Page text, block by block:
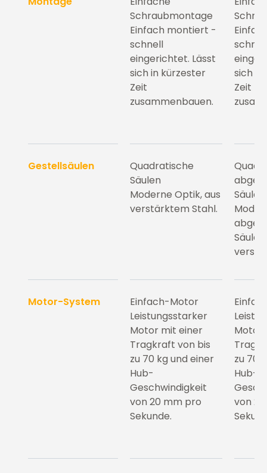
Schraubmontage
Einfach montiert -
schnell
eingerichtet. Lässt
sich in kürzester
Zeit
zusammenbauen.
sich in
Zeit
Gestellsäulen
Quadratische
Säulen
Moderne Optik, aus
verstärktem Stahl.
Säulen
Motor-System
Einfach-Motor
Leistungsstarker
Motor mit einer
Tragkraft von bis
zu 70 kg und einer
Hub-
Geschwindigkeit
von 20 mm pro
Sekunde.
Motor
zu 70
Hub-
von